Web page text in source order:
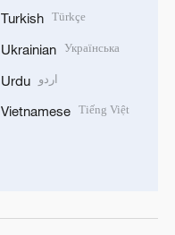
Turkish Türkçe
Ukrainian Українська
Urdu اردو
Vietnamese Tiếng Việt